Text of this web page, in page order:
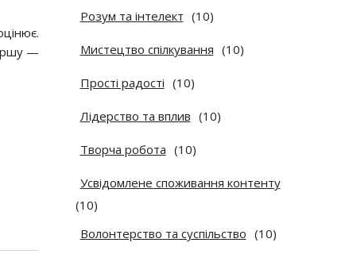
—
Розум та інтелект (10)
Мистецтво спілкування (10)
Прості радості (10)
Лідерство та вплив (10)
Творча робота (10)
Усвідомлене споживання контенту
(10)
Волонтерство та суспільство (10)